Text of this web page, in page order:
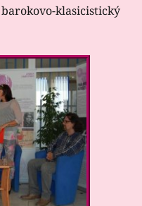
klasicistický